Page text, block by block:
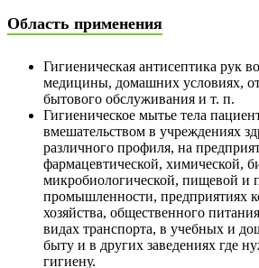
Область применения
Гигиеническая антисептика рук
медицины, домашних условиях,
бытового обслуживания и т. п.
Гигиеническое мытье тела
вмешательством в учреждениях
различного профиля, на
фармацевтической, химической,
микробиологической, пищевой и
промышленности, предприятиях
хозяйства, общественного
видах транспорта, в учебных и
быту и в других заведениях где
гигиену.